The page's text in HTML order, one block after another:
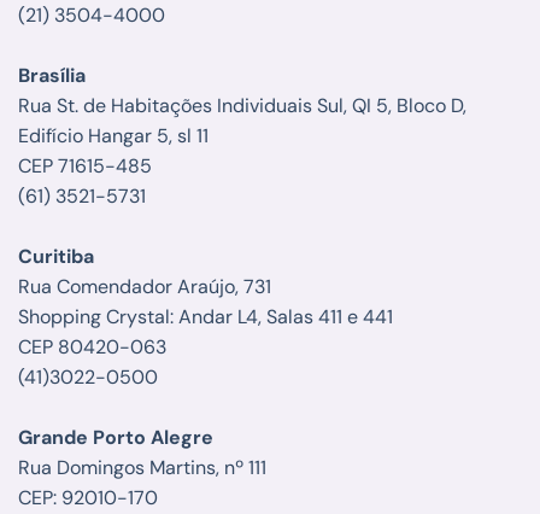
(21) 3504-4000
Brasília
Rua St. de Habitações Individuais Sul, QI 5, Bloco D,
Edifício Hangar 5, sl 11
CEP 71615-485
(61) 3521-5731
Curitiba
Rua Comendador Araújo, 731
Shopping Crystal: Andar L4, Salas 411 e 441
CEP 80420-063
(41)3022-0500
Grande Porto Alegre
Rua Domingos Martins, nº 111
CEP: 92010-170